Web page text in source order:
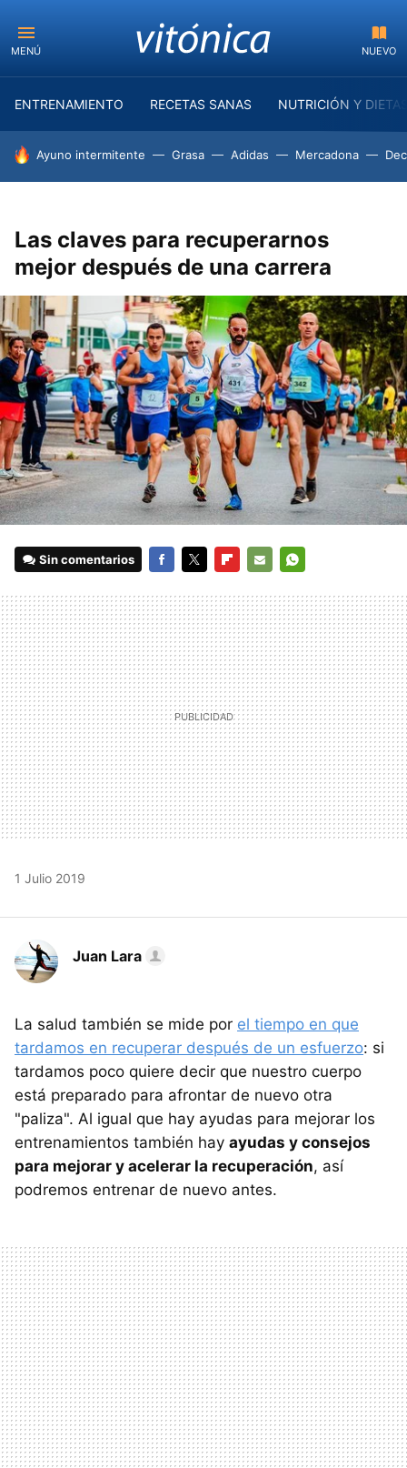
MENÚ NUEVO
ENTRENAMIENTO RECETAS SANAS NUTRICIÓN Y
HOY SE HABLA DE
Ayuno intermitente Grasa Adidas Mercadona
Las claves para recuperarnos
mejor después de una carrera
Sin comentarios
MAIL
1 Julio 2019
Juan Lara
La salud también se mide por el tiempo en que
tardamos en recuperar después de un esfuerzo: si
tardamos poco quiere decir que nuestro cuerpo
está preparado para afrontar de nuevo otra
"paliza". Al igual que hay ayudas para mejorar los
entrenamientos también hay ayudas y consejos
para mejorar y acelerar la recuperación, así
podremos entrenar de nuevo antes.